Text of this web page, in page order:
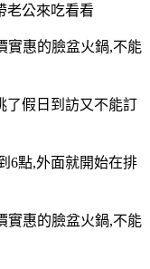
老公來吃看看
了假日到訪又不能訂
6點,外面就開始在排